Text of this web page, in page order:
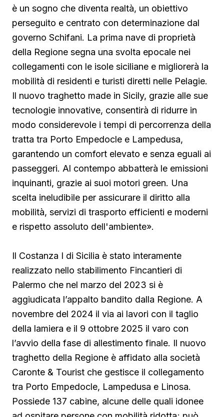
è un sogno che diventa realtà, un obiettivo
perseguito e centrato con determinazione dal
governo Schifani. La prima nave di proprietà
della Regione segna una svolta epocale nei
collegamenti con le isole siciliane e migliorerà la
mobilità di residenti e turisti diretti nelle Pelagie.
Il nuovo traghetto made in Sicily, grazie alle sue
tecnologie innovative, consentirà di ridurre in
modo considerevole i tempi di percorrenza della
tratta tra Porto Empedocle e Lampedusa,
garantendo un comfort elevato e senza eguali ai
passeggeri. Al contempo abbatterà le emissioni
inquinanti, grazie ai suoi motori green. Una
scelta ineludibile per assicurare il diritto alla
mobilità, servizi di trasporto efficienti e moderni
e rispetto assoluto dell'ambiente».
Il Costanza I di Sicilia è stato interamente
realizzato nello stabilimento Fincantieri di
Palermo che nel marzo del 2023 si è
aggiudicata l’appalto bandito dalla Regione. A
novembre del 2024 il via ai lavori con il taglio
della lamiera e il 9 ottobre 2025 il varo con
l’avvio della fase di allestimento finale. Il nuovo
traghetto della Regione è affidato alla società
Caronte & Tourist che gestisce il collegamento
tra Porto Empedocle, Lampedusa e Linosa.
Possiede 137 cabine, alcune delle quali idonee